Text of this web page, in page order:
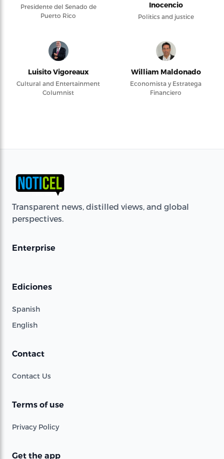
Presidente del Senado de
Puerto Rico
Inocencio
Politics and justice
Luisito Vigoreaux
Cultural and Entertainment
Columnist
William Maldonado
Economista y Estratega
Financiero
Transparent news, distilled views, and global
perspectives.
Enterprise
Ediciones
Spanish
English
Contact
Contact Us
Terms of use
Privacy Policy
Get the app